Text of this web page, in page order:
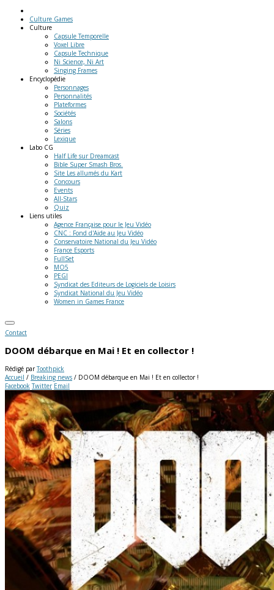
Culture Games
Culture
Capsule Temporelle
Voxel Libre
Capsule Technique
Ni Science, Ni Art
Singing Frames
Encyclopédie
Personnages
Personnalités
Plateformes
Sociétés
Salons
Séries
Lexique
Labo CG
Half Life sur Dreamcast
Bible Super Smash Bros.
Site Les allumés du Kart
Concours
Events
All-Stars
Quiz
Liens utiles
Agence Française pour le Jeu Vidéo
CNC : Fond d'Aide au Jeu Vidéo
Conservatoire National du Jeu Vidéo
France Esports
FullSet
MO5
PEGI
Syndicat des Editeurs de Logiciels de Loisirs
Syndicat National du Jeu Vidéo
Women in Games France
Contact
DOOM débarque en Mai ! Et en collector !
Rédigé parToothpick
Accueil / Breaking news / DOOM débarque en Mai ! Et en collector !
Facebook Twitter Email